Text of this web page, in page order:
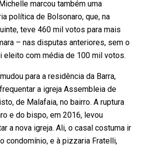
marcou também uma
política de Bolsonaro, que, na
teve 460 mil votos para mais
– nas disputas anteriores, sem o
eleito com média de 100 mil votos.
para a residência da Barra,
a igreja Assembleia de
de Malafaia, no bairro. A ruptura
e do bispo, em 2016, levou
a nova igreja. Ali, o casal costuma ir
condomínio, e à pizzaria Fratelli,